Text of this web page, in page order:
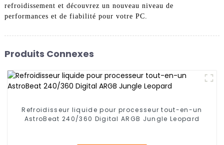
refroidissement et découvrez un nouveau niveau de
performances et de fiabilité pour votre PC.
Produits Connexes
Refroidisseur liquide pour processeur tout-en-un
AstroBeat 240/360 Digital ARGB Jungle Leopard